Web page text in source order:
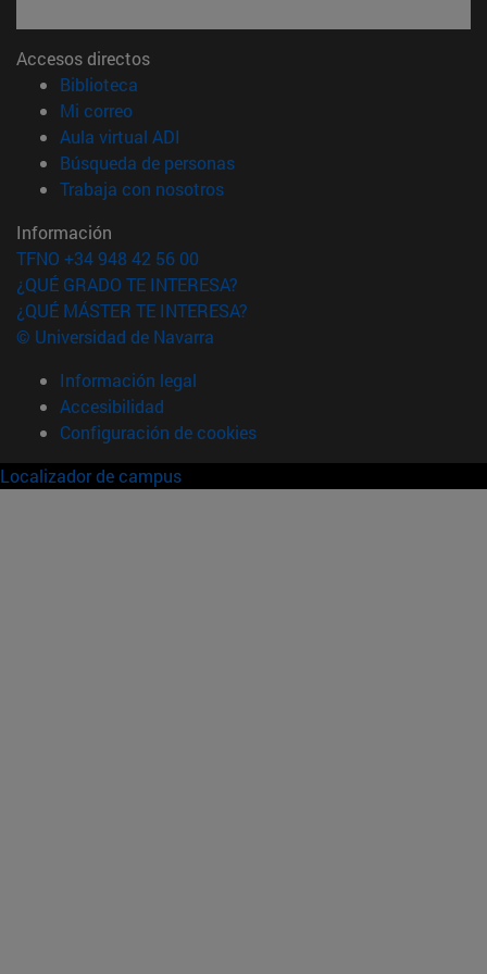
Accesos directos
Biblioteca
Mi correo(abre en nueva ventana)
Aula virtual ADI
Búsqueda de personas(abre en nueva ventana)
Trabaja con nosotros(abre en nueva ventana)
Información
TFNO +34 948 42 56 00
¿QUÉ GRADO TE INTERESA?
¿QUÉ MÁSTER TE INTERESA?
© Universidad de Navarra
Información legal
Accesibilidad
Configuración de cookies
Localizador de campus